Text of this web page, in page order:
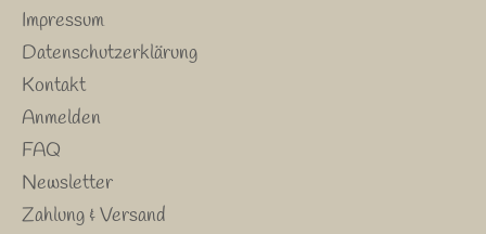
Impressum
Datenschutzerklärung
Kontakt
Anmelden
FAQ
Newsletter
Zahlung & Versand